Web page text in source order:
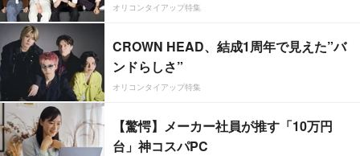
オリコンタイアップ特集
CROWN HEAD、結成1周年で見えた”バ
ンドらしさ”
オリコンタイアップ特集
【驚愕】メーカー社員が推す「10万円
台」神コスパPC